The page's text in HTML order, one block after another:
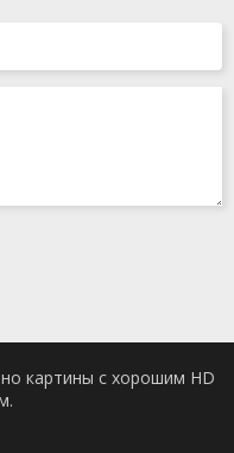
картины с хорошим HD